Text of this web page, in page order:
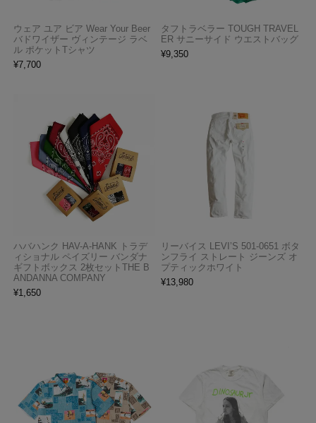
ウェア ユア ビア Wear Your Beer
バドワイザー ヴィンテージ ラベ
ル ポケットTシャツ
¥7,700
タフトラベラー TOUGH TRAVEL
ER サニーサイド ウエストバッグ
¥9,350
ハバハンク HAV-A-HANK トラデ
ィショナル ペイズリー バンダナ
ギフトボックス 2枚セットTHE B
ANDANNA COMPANY
¥1,650
リーバイス LEVI’S 501-0651 ボタ
ンフライ ストレート ジーンズ オ
プティックホワイト
¥13,980